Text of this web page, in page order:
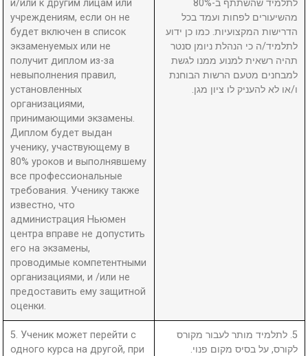
и/или к другим лицам или
учреждениям, если он не
будет включен в список
экзаменуемых или не
получит диплом из-за
невыполнения правил,
установленных
организациями,
принимающими экзамены.
Диплом будет выдан
ученику, участвующему в
80% уроков и выполнявшему
все профессиональные
требования. Ученику также
известно, что
администрация Ньюмен
центра вправе не допустить
его на экзамены,
проводимые компетентными
организациями, и /или не
предоставить ему защитной
оценки.
לתלמיד שהשתתף ב-80%
מהשיעורים לפחות ועמד בכל
הדרישות המקצועיות. כמו כן ידוע
לתלמיד/ה כי הנהלת ניומן סנטר
תהיה רשאית למנוע ממנו לגשת
למבחנים מטעם הרשות הבוחנת
ו/או לא להעניק לו ציון מגן.
5. Ученик может перейти с
одного курса на другой, при
5. לתלמיד מותר לעבור מקורס
לקורס, על בסיס מקום פנוי.